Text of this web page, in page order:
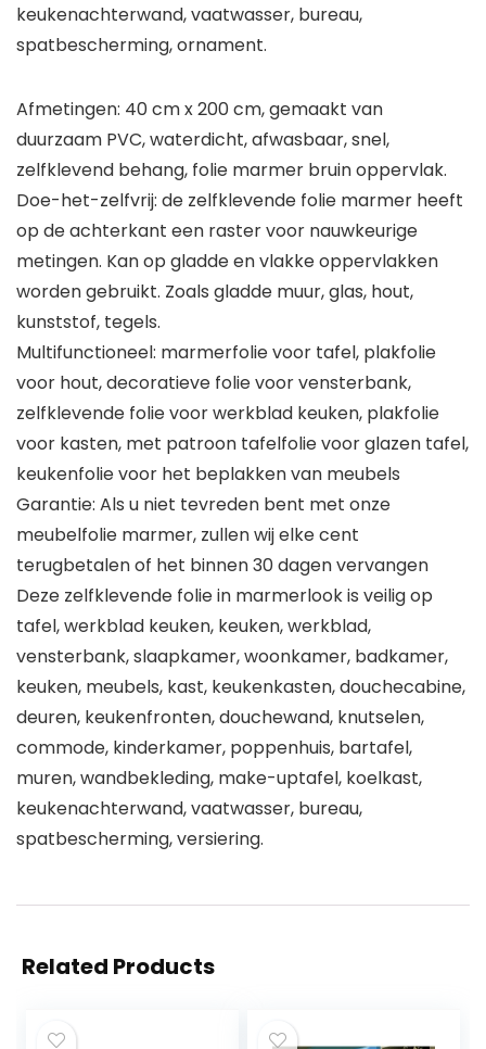
keukenachterwand, vaatwasser, bureau,
spatbescherming, ornament.
Afmetingen: 40 cm x 200 cm, gemaakt van
duurzaam PVC, waterdicht, afwasbaar, snel,
zelfklevend behang, folie marmer bruin oppervlak.
Doe-het-zelfvrij: de zelfklevende folie marmer heeft
op de achterkant een raster voor nauwkeurige
metingen. Kan op gladde en vlakke oppervlakken
worden gebruikt. Zoals gladde muur, glas, hout,
kunststof, tegels.
Multifunctioneel: marmerfolie voor tafel, plakfolie
voor hout, decoratieve folie voor vensterbank,
zelfklevende folie voor werkblad keuken, plakfolie
voor kasten, met patroon tafelfolie voor glazen tafel,
keukenfolie voor het beplakken van meubels
Garantie: Als u niet tevreden bent met onze
meubelfolie marmer, zullen wij elke cent
terugbetalen of het binnen 30 dagen vervangen
Deze zelfklevende folie in marmerlook is veilig op
tafel, werkblad keuken, keuken, werkblad,
vensterbank, slaapkamer, woonkamer, badkamer,
keuken, meubels, kast, keukenkasten, douchecabine,
deuren, keukenfronten, douchewand, knutselen,
commode, kinderkamer, poppenhuis, bartafel,
muren, wandbekleding, make-uptafel, koelkast,
keukenachterwand, vaatwasser, bureau,
spatbescherming, versiering.
Related Products